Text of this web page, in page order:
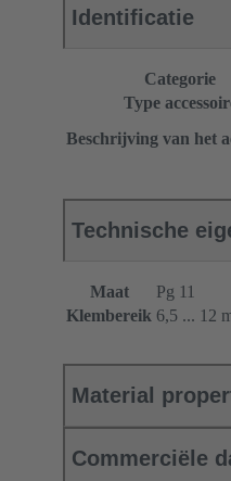
Identificatie
Categorie
Type
Beschrijving van het
Technische
Maat
Pg 11
Klembereik 6,5 ... 12
Material
Commerciële